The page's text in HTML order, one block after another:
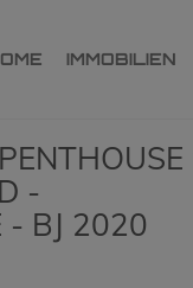
IMMOBILIEN
-
- BJ 2020